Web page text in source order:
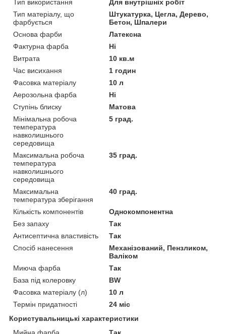
Тип використання
Для внутрішніх робіт
Тип матеріалу, що
фарбується
Штукатурка, Цегла, Дерево,
Бетон, Шпалери
Основа фарби
Латексна
Фактурна фарба
Ні
Витрата
10 кв.м
Час висихання
1 годин
Фасовка матеріалу
10 л
Аерозольна фарба
Ні
Ступінь блиску
Матова
Мінімальна робоча
температура
навколишнього
середовища
5 град.
Максимальна робоча
температура
навколишнього
середовища
35 град.
Максимальна
температура зберігання
40 град.
Кількість компонентів
Однокомпонентна
Без запаху
Так
Антисептична властивість
Так
Спосіб нанесення
Механізований, Пензликом,
Валіком
Миюча фарба
Так
База під колеровку
BW
Фасовка матеріалу (л)
10 л
Термін придатності
24 міс
Користувальницькі характеристики
Мийна фарба
Так